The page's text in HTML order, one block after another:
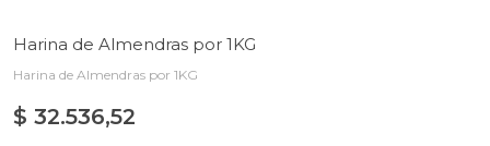
Harina de Almendras por 1KG
Harina de Almendras por 1KG
$ 32.536,52